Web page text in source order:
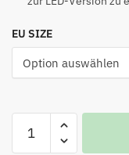
EU SIZE
B@1enciaga
Track.2